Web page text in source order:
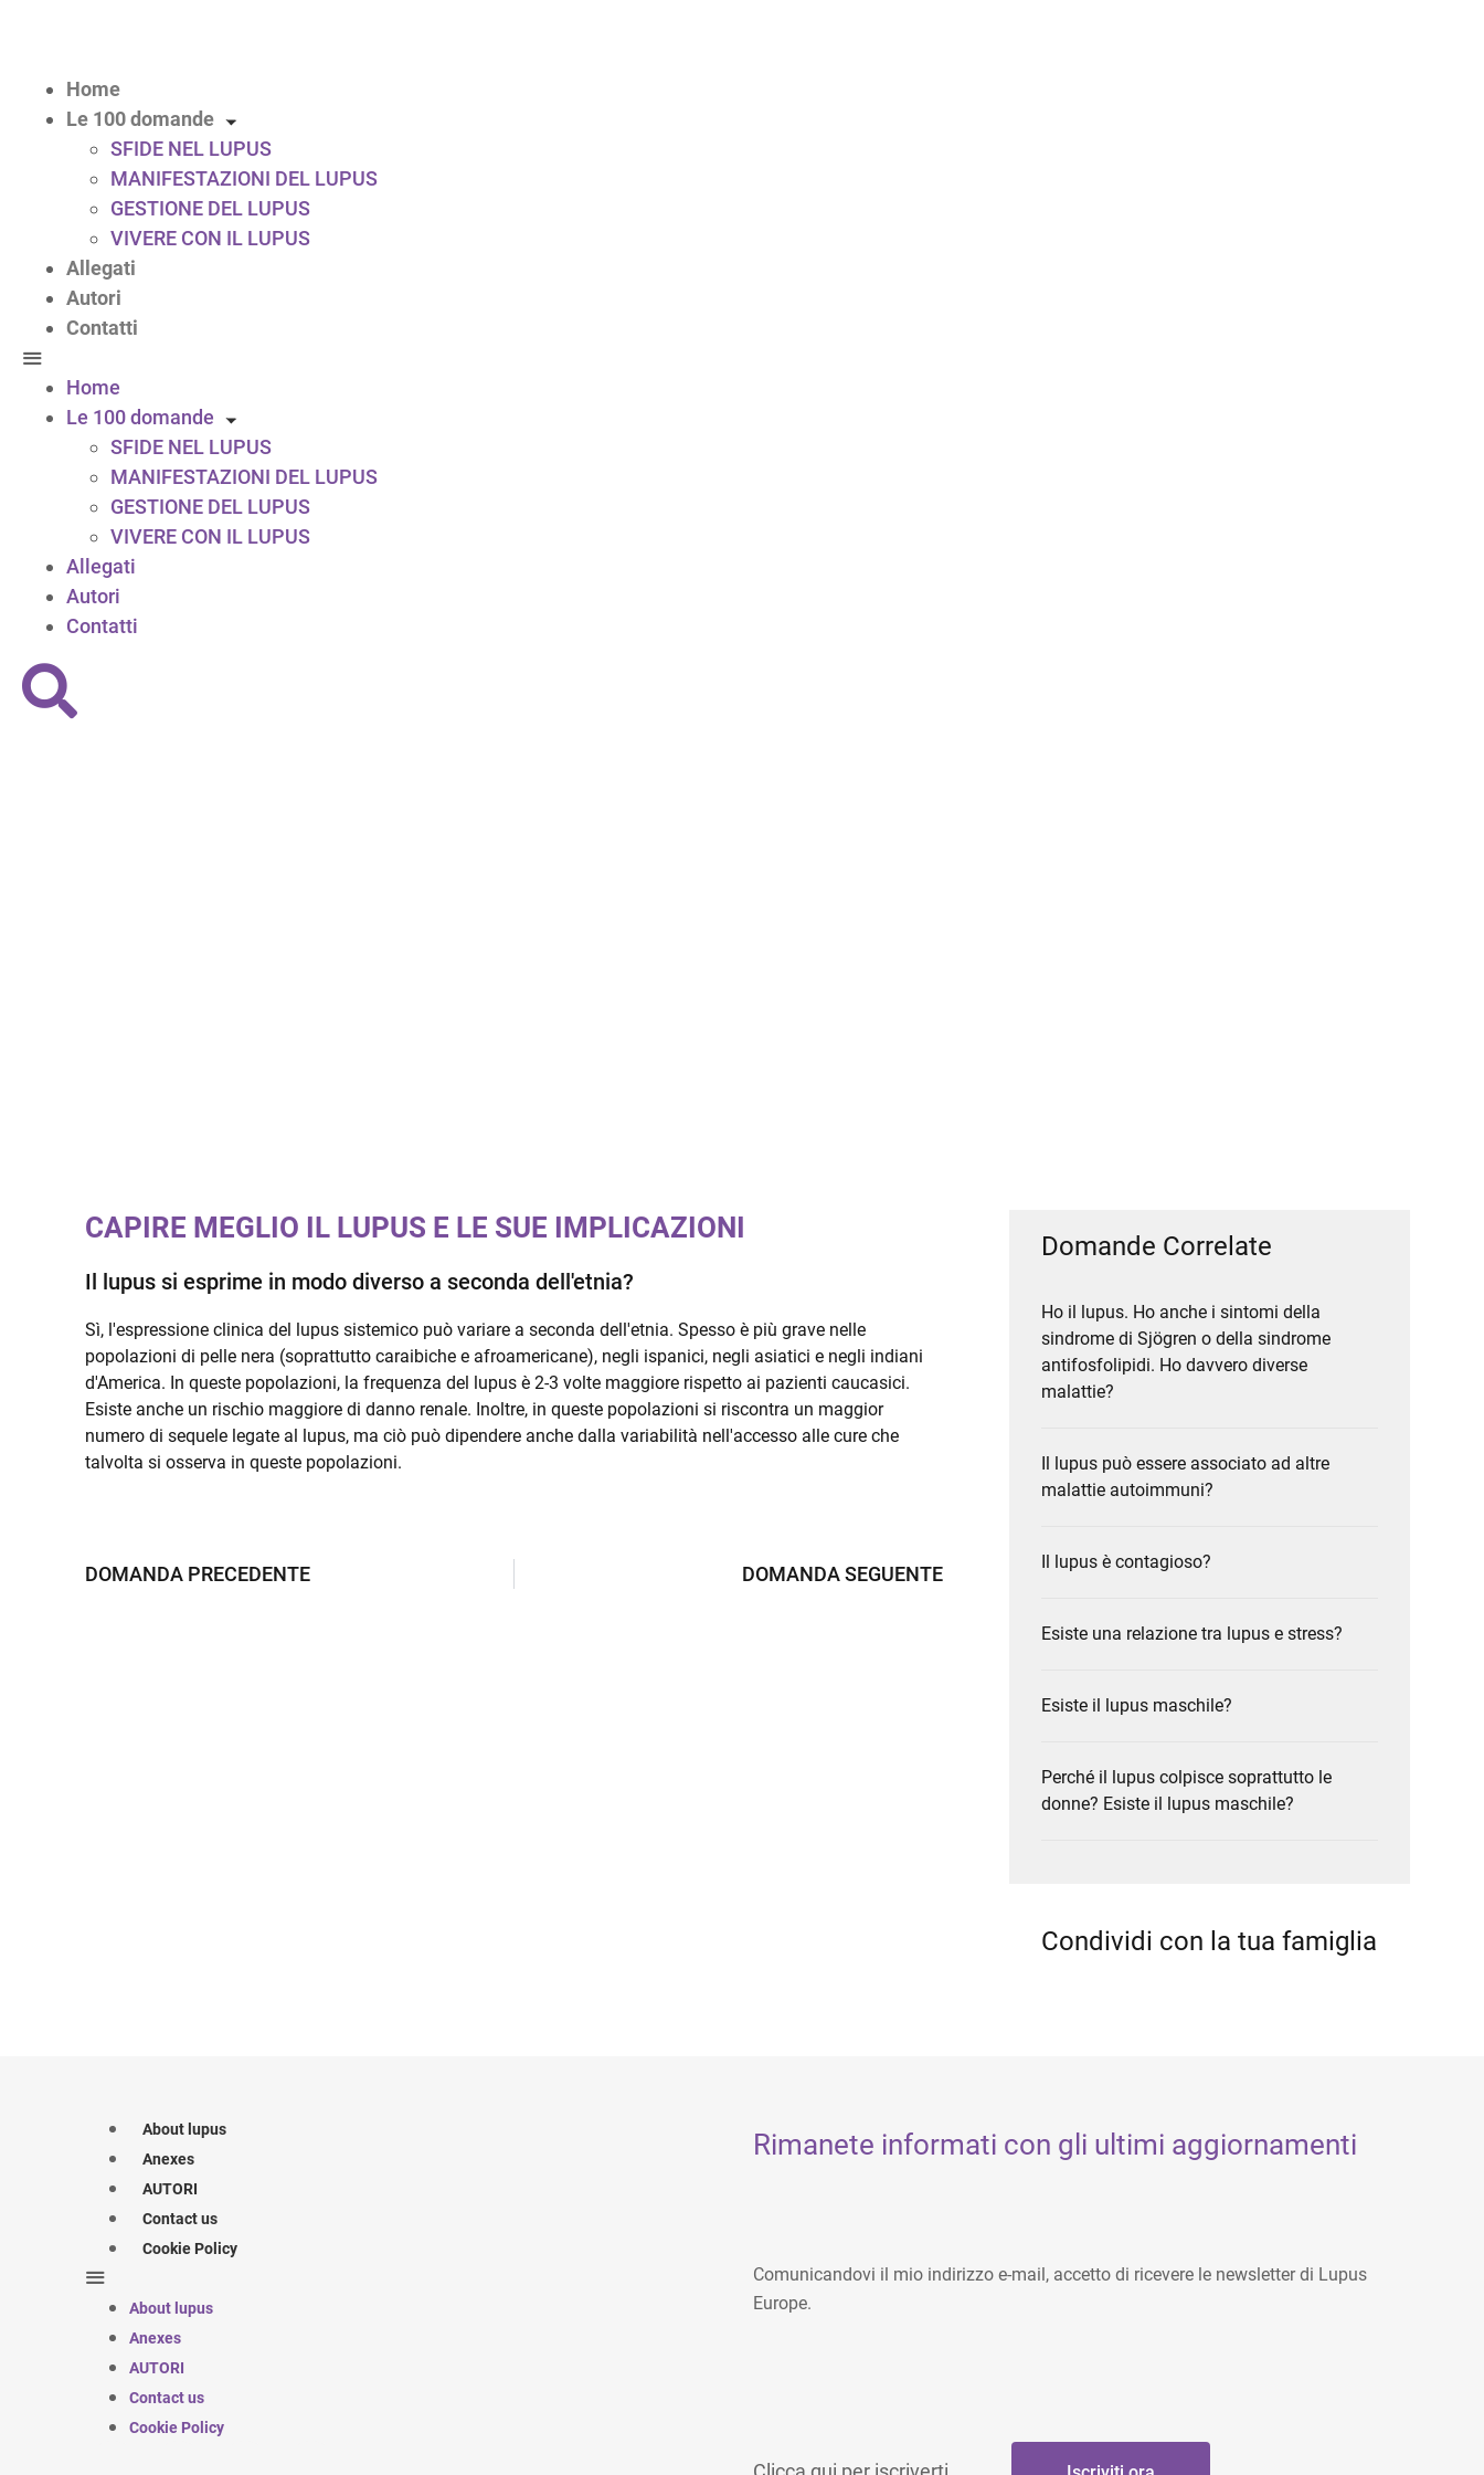
Home
Le 100 domande
SFIDE NEL LUPUS
MANIFESTAZIONI DEL LUPUS
GESTIONE DEL LUPUS
VIVERE CON IL LUPUS
Allegati
Autori
Contatti
Home
Le 100 domande
SFIDE NEL LUPUS
MANIFESTAZIONI DEL LUPUS
GESTIONE DEL LUPUS
VIVERE CON IL LUPUS
Allegati
Autori
Contatti
CAPIRE MEGLIO IL LUPUS E LE SUE IMPLICAZIONI
Il lupus si esprime in modo diverso a seconda dell'etnia?
Sì, l'espressione clinica del lupus sistemico può variare a seconda dell'etnia. Spesso è più grave nelle
popolazioni di pelle nera (soprattutto caraibiche e afroamericane), negli ispanici, negli asiatici e negli indiani
d'America. In queste popolazioni, la frequenza del lupus è 2-3 volte maggiore rispetto ai pazienti caucasici.
Esiste anche un rischio maggiore di danno renale. Inoltre, in queste popolazioni si riscontra un maggior
numero di sequele legate al lupus, ma ciò può dipendere anche dalla variabilità nell'accesso alle cure che
talvolta si osserva in queste popolazioni.
DOMANDA PRECEDENTE DOMANDA SEGUENTE
Domande Correlate
Ho il lupus. Ho anche i sintomi della
sindrome di Sjögren o della sindrome
antifosfolipidi. Ho davvero diverse
malattie?
Il lupus può essere associato ad altre
malattie autoimmuni?
Il lupus è contagioso?
Esiste una relazione tra lupus e stress?
Esiste il lupus maschile?
Perché il lupus colpisce soprattutto le
donne? Esiste il lupus maschile?
Condividi con la tua famiglia
About lupus
Anexes
AUTORI
Contact us
Cookie Policy
About lupus
Anexes
AUTORI
Contact us
Cookie Policy
Rimanete informati con gli ultimi aggiornamenti
Comunicandovi il mio indirizzo e-mail, accetto di ricevere le newsletter di Lupus
Europe.